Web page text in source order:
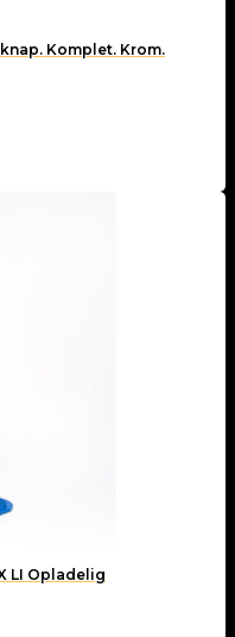
Komplet. Krom.
LI Opladelig